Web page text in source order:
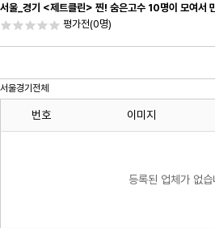
서울_경기 <제트클린> 찐! 숨은고수 10명이 모여서
/ 줄눈시공) 항상 꼼꼼하게 친절하게 응대하겠습니다^-^
평가전(0명)
서울경기전체
번호 이미지
등록된 업체가 없습